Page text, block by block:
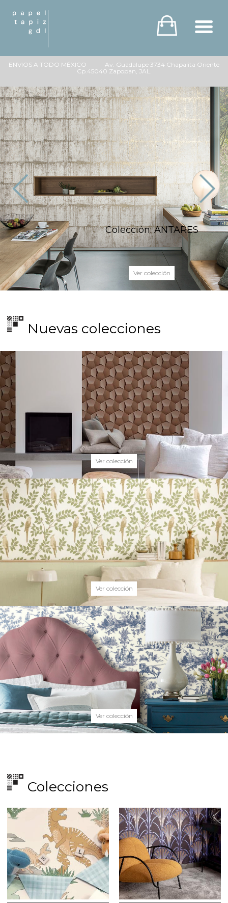
ENVIOS A TODO MÉXICO Av. Guadalupe 3734 Chapalita Oriente
Cp.45040 Zapopan, JAL.
Colección: ANTARES
Ver colección
Nuevas colecciones
Ver colección
Ver colección
Ver colección
Colecciones